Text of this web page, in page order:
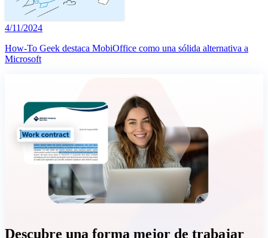
4/11/2024
How-To Geek destaca MobiOffice como una sólida alternativa a
Microsoft
Descubre una forma mejor de trabajar